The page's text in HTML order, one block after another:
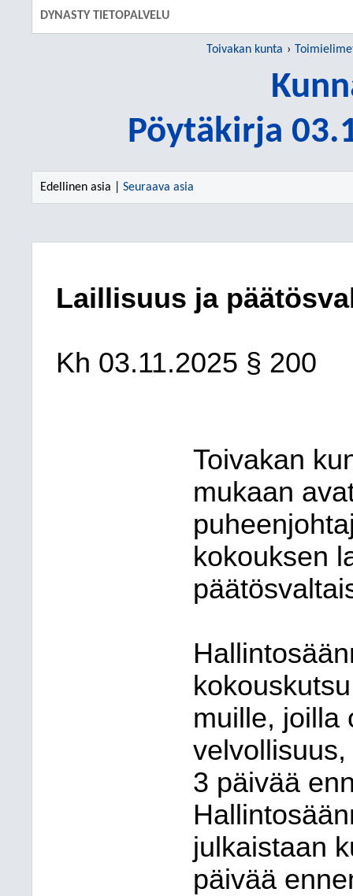
DYNASTY TIETOPALVELU
Toivakan kunta
Pöytäkirja
Edellinen asia | Seuraava asia
Laillisuus ja
Kh 03.11.2025 § 200
Toivakan
mukaan
kokouksen
muille, joilla
3 päivää
julkaistaan
päivää